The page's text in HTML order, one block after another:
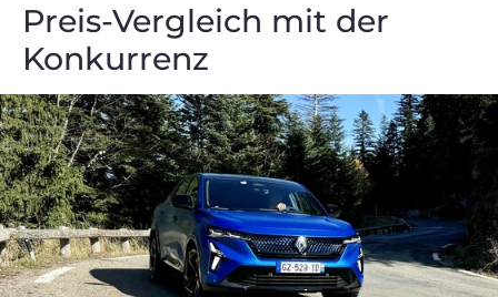
Preis-Vergleich mit der
Konkurrenz